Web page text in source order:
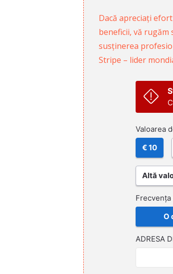
Dacă apreciați
beneficii, vă
susținerea
Stripe – lider
Valoarea
€ 10
Altă
O
ADRESA